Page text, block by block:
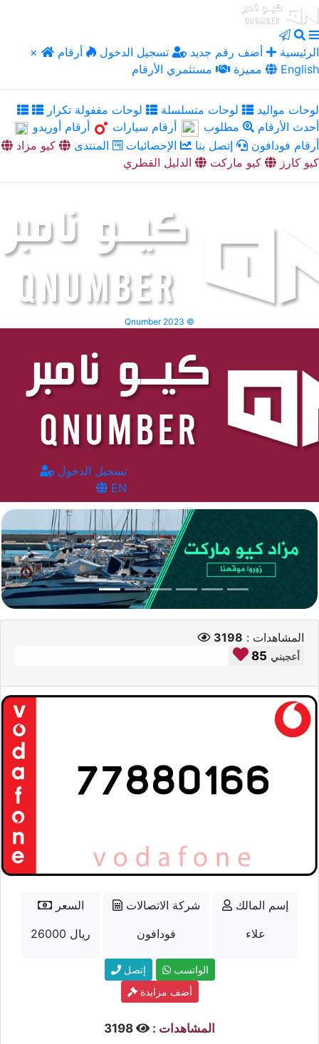
× الرئيسية أضف رقم جديد تسجيل الدخول
أرقام
مميزة
مستثمري الأرقام English
لوحات مواليد لوحات متسلسلة
لوحات مقفولة تكرار
أحدث الأرقام
مطلوب أرقام سيارات
أرقام أوريدو
أرقام فودافون
إتصل بنا الإحصائيات المنتدى
كيو مزاد
كيو كارز
كيو ماركت الدليل القطري
Qnumber 2023 ©
تسجيل الدخول
EN
المشاهدات : 3198
85 أعجبني
السعر
26000 ريال
شركة الاتصالات
فودافون
إسم المالك
علاء
إتصل
الواتسب
أضف مزايدة
المشاهدات :